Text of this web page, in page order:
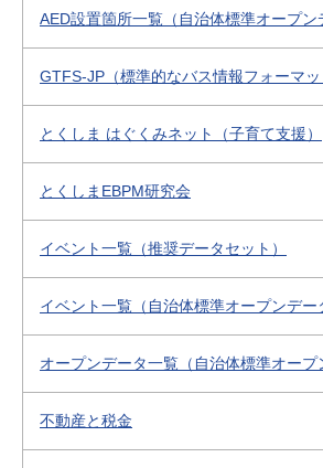
AED設置箇所一覧（自治体標準オープン
GTFS-JP（標準的なバス情報フォーマッ
とくしま はぐくみネット（子育て支援）
とくしまEBPM研究会
イベント一覧（推奨データセット）
イベント一覧（自治体標準オープンデー
オープンデータ一覧（自治体標準オープ
不動産と税金